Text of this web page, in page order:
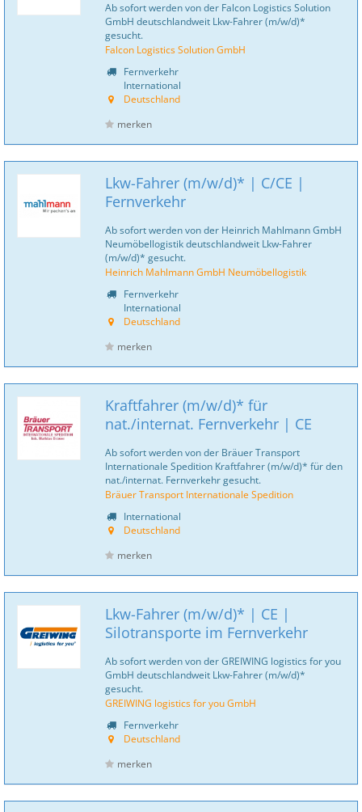
Ab sofort werden von der Falcon Logistics Solution
GmbH deutschlandweit Lkw-Fahrer (m/w/d)*
gesucht.
Falcon Logistics Solution GmbH
Fernverkehr
International
Deutschland
merken
Lkw-Fahrer (m/w/d)* | C/CE |
Fernverkehr
Ab sofort werden von der Heinrich Mahlmann GmbH
Neumöbellogistik deutschlandweit Lkw-Fahrer
(m/w/d)* gesucht.
Heinrich Mahlmann GmbH Neumöbellogistik
Fernverkehr
International
Deutschland
merken
Kraftfahrer (m/w/d)* für
nat./internat. Fernverkehr | CE
Ab sofort werden von der Bräuer Transport
Internationale Spedition Kraftfahrer (m/w/d)* für den
nat./internat. Fernverkehr gesucht.
Bräuer Transport Internationale Spedition
International
Deutschland
merken
Lkw-Fahrer (m/w/d)* | CE |
Silotransporte im Fernverkehr
Ab sofort werden von der GREIWING logistics for you
GmbH deutschlandweit Lkw-Fahrer (m/w/d)*
gesucht.
GREIWING logistics for you GmbH
Fernverkehr
Deutschland
merken